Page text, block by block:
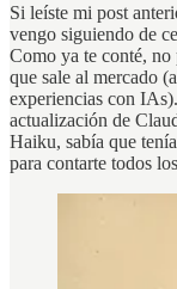
Si leíste mi post
vengo siguiendo de
Como ya te conté, no
que sale al mercado
experiencias con
actualización de
Haiku, sabía que
para contarte todos